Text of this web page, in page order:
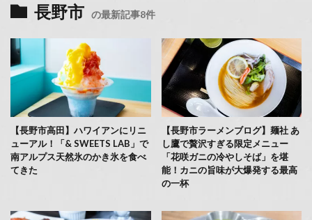
長野市 の最新記事8件
【長野市高田】ハワイアンにリニ
ューアル！「& SWEETS LAB」で
南アルプス天然氷のかき氷を食べ
てきた
【長野市ラーメンブログ】麺社 あ
し鷹で贅沢すぎる限定メニュー
「花咲ガニの冷やしそば」を堪
能！カニの旨味が大爆発する最高
の一杯